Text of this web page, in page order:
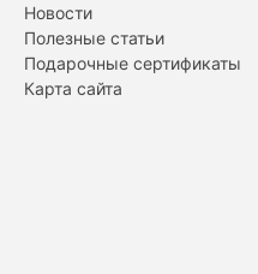
Новости
Полезные статьи
Подарочные сертификаты
Карта сайта